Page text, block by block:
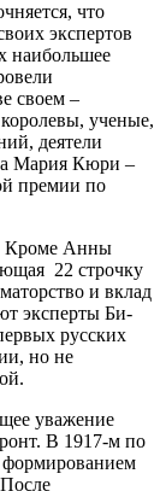
что
экспертов
наибольшее
своем –
ученые,
деятели
Мария Кюри –
премии по
Кроме Анны
22 строчку
и вклад
эксперты Би-
русских
но не
уважение
В 1917-м по
формированием